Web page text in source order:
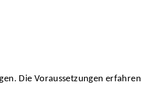
Die Voraussetzungen erfahren